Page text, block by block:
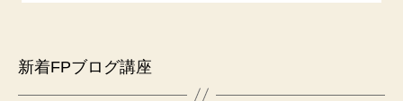
新着FPブログ講座